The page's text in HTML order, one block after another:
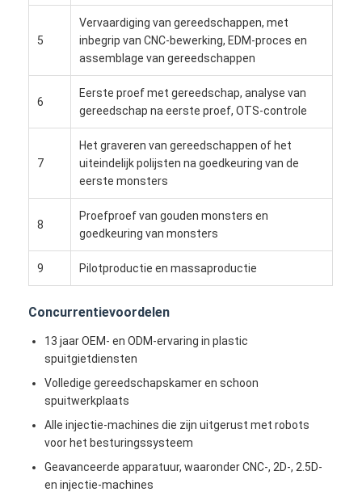
Ongeveer ons
Fabrieksreis
Contacteer ons
Ga Nu Praten.
Injectie het Vormen de Diensten
De plastic Injectie het Vormen Dienst
precisieinjectie het vormen
Overmoldingsinjectie het Vormen
oem injectie het vormen
tussenvoegselinjectie het vormen
5
Vervaardiging van gereedschappen, met
inbegrip van CNC-bewerking, EDM-proces en
assemblage van gereedschappen
6
Eerste proef met gereedschap, analyse van
gereedschap na eerste proef, OTS-controle
7
Het graveren van gereedschappen of het
uiteindelijk polijsten na goedkeuring van de
eerste monsters
8
Proefproef van gouden monsters en
goedkeuring van monsters
9 Pilotproductie en massaproductie
Concurrentievoordelen
13 jaar OEM- en ODM-ervaring in plastic
spuitgietdiensten
Volledige gereedschapskamer en schoon
spuitwerkplaats
Alle injectie-machines die zijn uitgerust met robots
voor het besturingssysteem
Geavanceerde apparatuur, waaronder CNC-, 2D-, 2.5D-
en injectie-machines